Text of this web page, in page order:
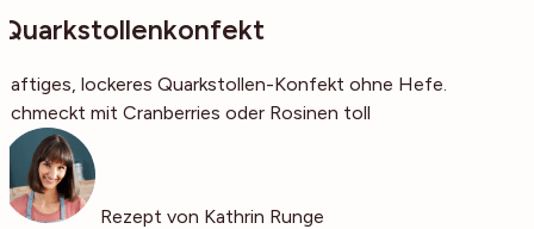
Quarkstollenkonfekt
Saftiges, lockeres Quarkstollen-Konfekt ohne Hefe.
Schmeckt mit Cranberries oder Rosinen toll
Rezept von Kathrin Runge